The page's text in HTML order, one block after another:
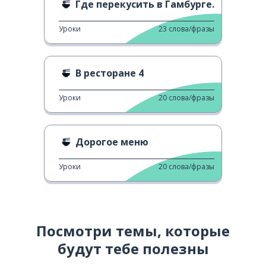
Где перекусить в Гамбурге.
Уроки 23 слова/фразы
В ресторане 4
Уроки 20 слова/фразы
Дорогое меню
Уроки 20 слова/фразы
Посмотри темы, которые
будут тебе полезны